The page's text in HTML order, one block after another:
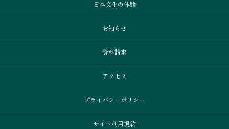
日本文化の体験
お知らせ
資料請求
アクセス
プライバシーポリシー
サイト利用規約